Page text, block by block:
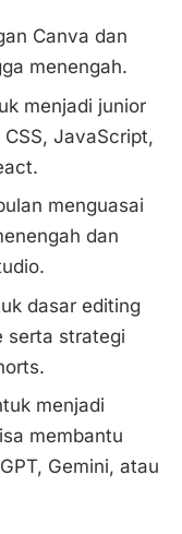
Canva dan
menengah.
menjadi junior
JavaScript,
menguasai
dan
dasar editing
serta strategi
menjadi
membantu
Gemini, atau